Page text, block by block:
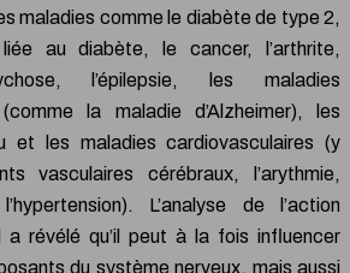
maladies comme le diabète de type 2,
au diabète, le cancer, l’arthrite,
l’épilepsie, les maladies
la maladie d’Alzheimer), les
et les maladies cardiovasculaires (y
vasculaires cérébraux, l’arythmie,
L’analyse de l’action
révélé qu’il peut à la fois influencer
du système nerveux, mais aussi